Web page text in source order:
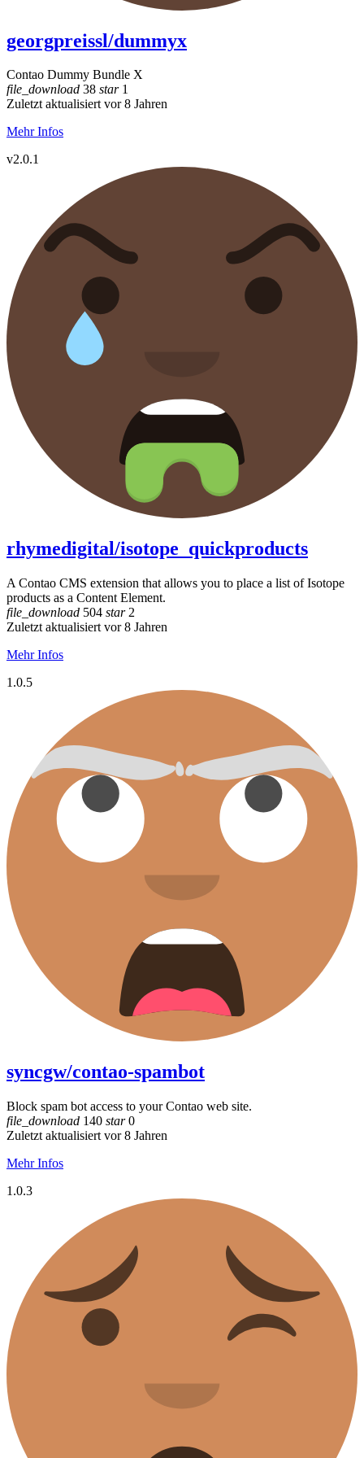
georgpreissl/dummyx
Contao Dummy Bundle X
file_download 38 star1
Zuletzt aktualisiert vor 8 Jahren
Mehr Infos
v2.0.1
rhymedigital/isotope_quickproducts
A Contao CMS extension that allows you to place a list of Isotope
products as a Content Element.
file_download 504 star2
Zuletzt aktualisiert vor 8 Jahren
Mehr Infos
1.0.5
syncgw/contao-spambot
Block spam bot access to your Contao web site.
file_download 140 star0
Zuletzt aktualisiert vor 8 Jahren
Mehr Infos
1.0.3